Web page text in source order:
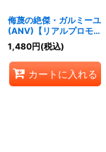
侮蔑の絶傑・ガルミーユ
(ANV)【リアルプロモ】
{-}《ドラゴン》
1,480円(税込)
カートに入れる